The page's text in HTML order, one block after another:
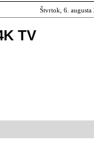
Štvrtok, 6. augusta
TV